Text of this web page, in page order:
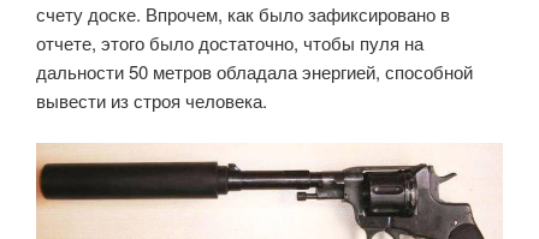
счету доске. Впрочем, как было зафиксировано в
отчете, этого было достаточно, чтобы пуля на
дальности 50 метров обладала энергией, способной
вывести из строя человека.